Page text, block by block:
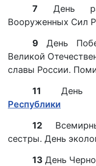
7 День
Вооруженных Сил
9 День
Великой
славы России.
11
Республики
12
сестры. День
13 День